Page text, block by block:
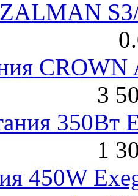
3
350Вт
1
450W